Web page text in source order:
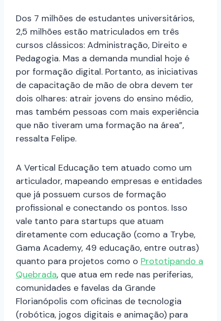
Dos 7 milhões de estudantes universitários,
2,5 milhões estão matriculados em três
cursos clássicos: Administração, Direito e
Pedagogia. Mas a demanda mundial hoje é
por formação digital. Portanto, as iniciativas
de capacitação de mão de obra devem ter
dois olhares: atrair jovens do ensino médio,
mas também pessoas com mais experiência
que não tiveram uma formação na área”,
ressalta Felipe.
A Vertical Educação tem atuado como um
articulador, mapeando empresas e entidades
que já possuem cursos de formação
profissional e conectando os pontos. Isso
vale tanto para startups que atuam
diretamente com educação (como a Trybe,
Gama Academy, 49 educação, entre outras)
quanto para projetos como o Prototipando a
Quebrada, que atua em rede nas periferias,
comunidades e favelas da Grande
Florianópolis com oficinas de tecnologia
(robótica, jogos digitais e animação) para